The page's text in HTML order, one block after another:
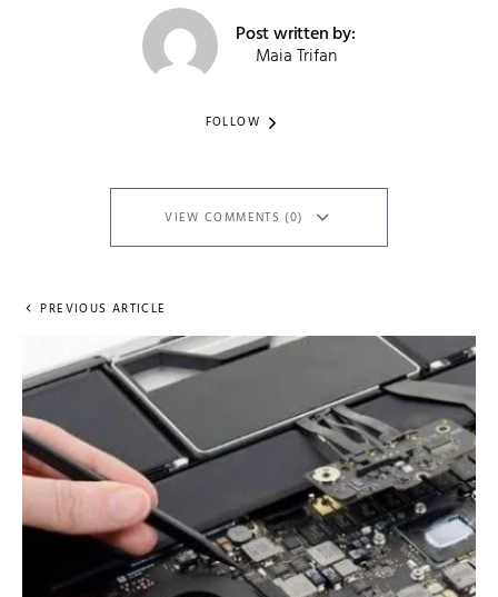
Post written by:
Maia Trifan
FOLLOW
VIEW COMMENTS (0)
PREVIOUS ARTICLE